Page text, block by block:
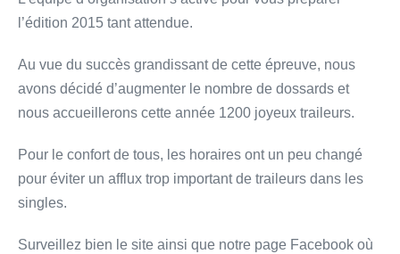
l’édition 2015 tant attendue.
Au vue du succès grandissant de cette épreuve, nous
avons décidé d’augmenter le nombre de dossards et
nous accueillerons cette année 1200 joyeux traileurs.
Pour le confort de tous, les horaires ont un peu changé
pour éviter un afflux trop important de traileurs dans les
singles.
Surveillez bien le site ainsi que notre page Facebook où